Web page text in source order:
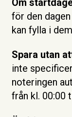
Om
för den
kan fylla i
Spara utan
inte
noteringen
från kl. 00:00